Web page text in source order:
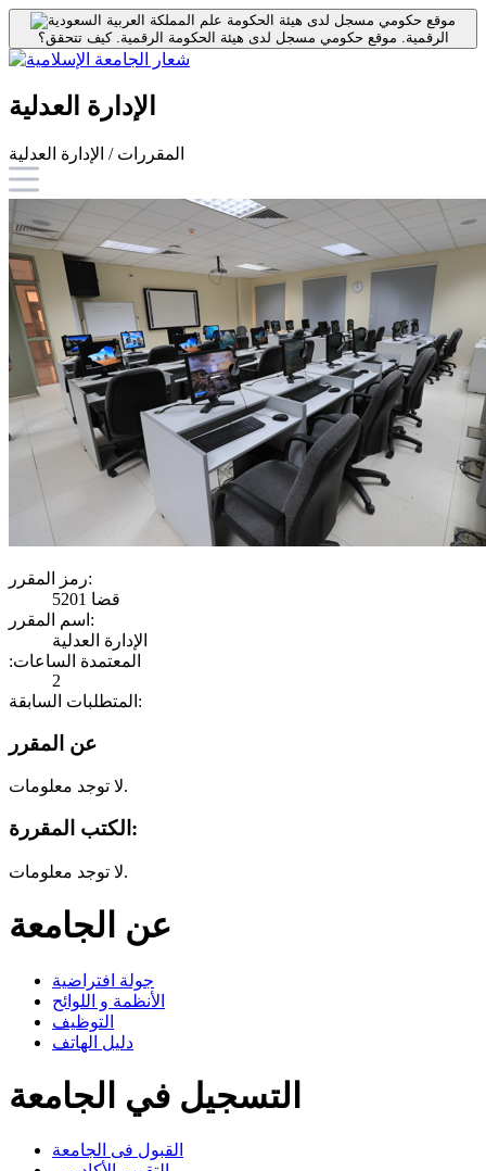
موقع حكومي مسجل لدى هيئة الحكومة
الرقمية. موقع حكومي مسجل لدى هيئة الحكومة الرقمية.كيف تتحقق؟
الإدارة العدلية
المقررات / الإدارة العدلية
رمز المقرر:
قضا 5201
اسم المقرر:
الإدارة العدلية
:المعتمدة الساعات
2
المتطلبات السابقة:
عن المقرر
لا توجد معلومات.
الكتب المقررة:
لا توجد معلومات.
عن الجامعة
جولة افتراضية
الأنظمة و اللوائح
التوظيف
دليل الهاتف
التسجيل في الجامعة
القبول فى الجامعة